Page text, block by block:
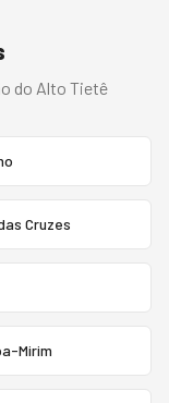
do Alto Tietê
Cruzes
Mirim